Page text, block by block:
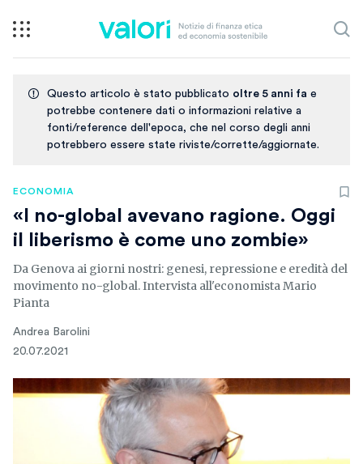
Questo articolo è stato pubblicato oltre 5 anni fa e
potrebbe contenere dati o informazioni relative a
fonti/reference dell'epoca, che nel corso degli anni
potrebbero essere state riviste/corrette/aggiornate.
ECONOMIA
«I no-global avevano ragione. Oggi
il liberismo è come uno zombie»
Da Genova ai giorni nostri: genesi, repressione e eredità del
movimento no-global. Intervista all'economista Mario
Pianta
Andrea Barolini
20.07.2021